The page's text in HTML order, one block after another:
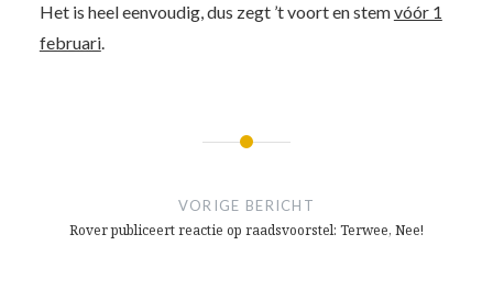
Het is heel eenvoudig, dus zegt ’t voort en stemvóór 1
februari.
VORIGE BERICHT
Rover publiceert reactie op raadsvoorstel: Terwee, Nee!